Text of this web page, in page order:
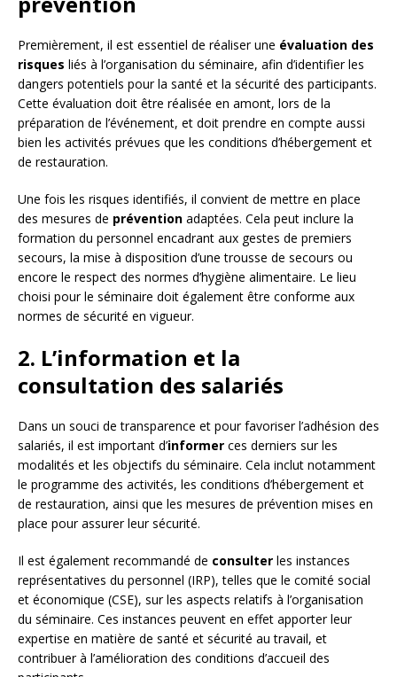
Premièrement, il est essentiel de réaliser une évaluation des
risques liés à l’organisation du séminaire, afin d’identifier les
dangers potentiels pour la santé et la sécurité des participants.
Cette évaluation doit être réalisée en amont, lors de la
préparation de l’événement, et doit prendre en compte aussi
bien les activités prévues que les conditions d’hébergement et
de restauration.
Une fois les risques identifiés, il convient de mettre en place
des mesures de prévention adaptées. Cela peut inclure la
formation du personnel encadrant aux gestes de premiers
secours, la mise à disposition d’une trousse de secours ou
encore le respect des normes d’hygiène alimentaire. Le lieu
choisi pour le séminaire doit également être conforme aux
normes de sécurité en vigueur.
2. L’information et la
consultation des salariés
Dans un souci de transparence et pour favoriser l’adhésion des
salariés, il est important d’informer ces derniers sur les
modalités et les objectifs du séminaire. Cela inclut notamment
le programme des activités, les conditions d’hébergement et
de restauration, ainsi que les mesures de prévention mises en
place pour assurer leur sécurité.
Il est également recommandé de consulter les instances
représentatives du personnel (IRP), telles que le comité social
et économique (CSE), sur les aspects relatifs à l’organisation
du séminaire. Ces instances peuvent en effet apporter leur
expertise en matière de santé et sécurité au travail, et
contribuer à l’amélioration des conditions d’accueil des